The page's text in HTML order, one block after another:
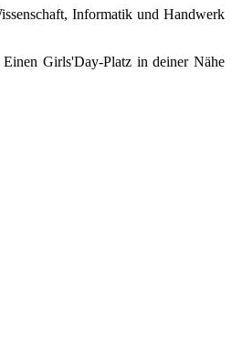
Informatik und Handwerk
Girls'Day-Platz in deiner Nähe